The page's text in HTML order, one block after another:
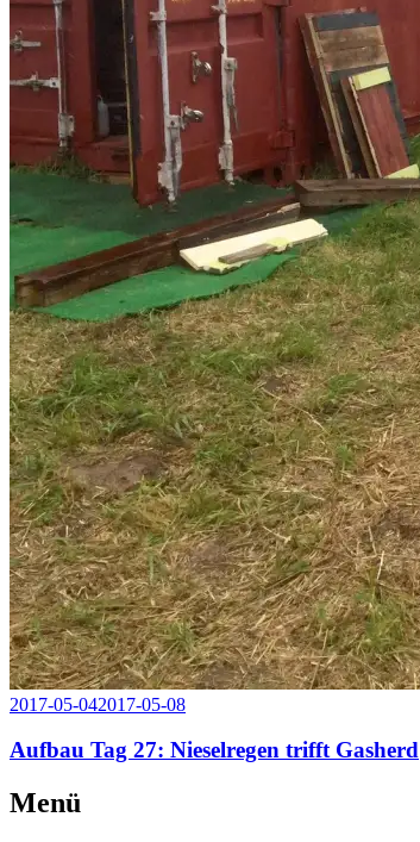
2017-05-042017-05-08
Aufbau Tag 27: Nieselregen trifft Gasherd
Weiterlesen
→
Menü